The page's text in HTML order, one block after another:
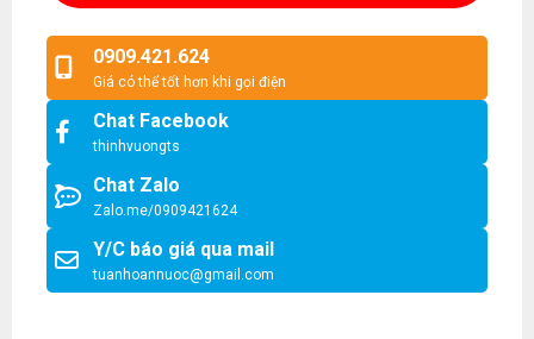
0909.421.624
Giá có thể tốt hơn khi gọi điện
Chat Facebook
thinhvuongts
Chat Zalo
Zalo.me/0909421624
Y/C báo giá qua mail
tuanhoannuoc@gmail.com